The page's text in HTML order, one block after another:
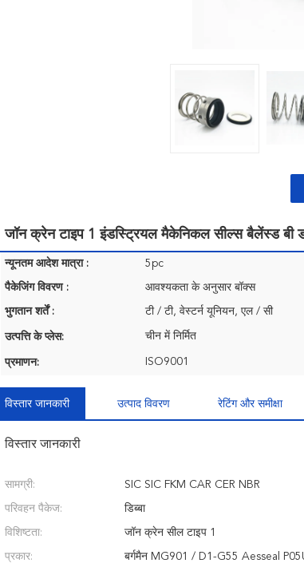
जॉन क्रेन टाइप 1 इंडस्ट्रियल मैकेनिकल सील्स बैलेंस्ड बी
न्यूनतम आदेश मात्रा : 5pc
पैकेजिंग विवरण : आवश्यकता के अनुसार बॉक्स
भुगतान शर्तें : टी / टी, वेस्टर्न यूनियन, एल / सी
उत्पत्ति के प्लेस: चीन में निर्मित
प्रमाणन: ISO9001
विस्तार जानकारी उत्पाद विवरण रेटिंग और समीक्षा
विस्तार जानकारी
सामग्री: SIC SIC FKM CAR CER NBR
परिवहन पैकेज: डिब्बा
विशिष्टता: जॉन क्रेन सील टाइप 1
प्रकार: बर्गमैन MG901 / D1-G55 Aesseal